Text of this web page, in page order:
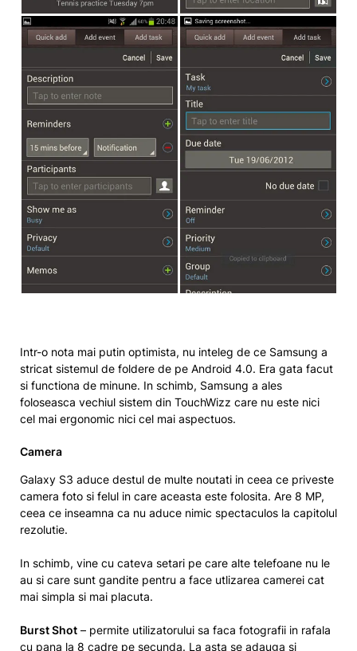
Intr-o nota mai putin optimista, nu inteleg de ce Samsung a
stricat sistemul de foldere de pe Android 4.0. Era gata facut
si functiona de minune. In schimb, Samsung a ales
foloseasca vechiul sistem din TouchWizz care nu este nici
cel mai ergonomic nici cel mai aspectuos.
Camera
Galaxy S3 aduce destul de multe noutati in ceea ce priveste
camera foto si felul in care aceasta este folosita. Are 8 MP,
ceea ce inseamna ca nu aduce nimic spectaculos la capitolul
rezolutie.
In schimb, vine cu cateva setari pe care alte telefoane nu le
au si care sunt gandite pentru a face utlizarea camerei cat
mai simpla si mai placuta.
Burst Shot – permite utilizatorului sa faca fotografii in rafala
cu pana la 8 cadre pe secunda. La asta se adauga si